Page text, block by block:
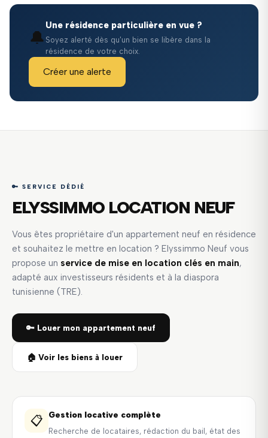
🔔
Une résidence particulière en vue ?
Soyez alerté dès qu'un bien se libère dans la
résidence de votre choix.
Créer une alerte
🔑 SERVICE DÉDIÉ
ELYSSIMMO LOCATION NEUF
Vous êtes propriétaire d'un appartement neuf en résidence
et souhaitez le mettre en location ? Elyssimmo Neuf vous
propose un service de mise en location clés en main,
adapté aux investisseurs résidents et à la diaspora
tunisienne (TRE).
🔑 Louer mon appartement neuf
🏠 Voir les biens à louer
📋 Gestion locative complète
Recherche de locataires, rédaction du bail, état des